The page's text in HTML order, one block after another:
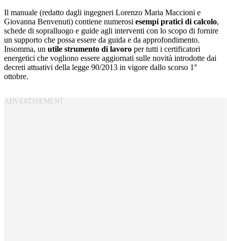
Il manuale (redatto dagli ingegneri Lorenzo Maria Maccioni e
Giovanna Benvenuti) contiene numerosi esempi pratici di calcolo,
schede di sopralluogo e guide agli interventi con lo scopo di fornire
un supporto che possa essere da guida e da approfondimento.
Insomma, un utile strumento di lavoro per tutti i certificatori
energetici che vogliono essere aggiornati sulle novità introdotte dai
decreti attuativi della legge 90/2013 in vigore dallo scorso 1°
ottobre.